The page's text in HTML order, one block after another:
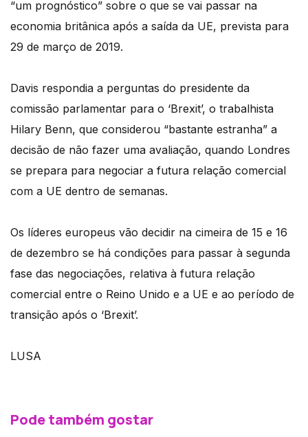
“um prognóstico” sobre o que se vai passar na
economia britânica após a saída da UE, prevista para
29 de março de 2019.
Davis respondia a perguntas do presidente da
comissão parlamentar para o ‘Brexit’, o trabalhista
Hilary Benn, que considerou “bastante estranha” a
decisão de não fazer uma avaliação, quando Londres
se prepara para negociar a futura relação comercial
com a UE dentro de semanas.
Os líderes europeus vão decidir na cimeira de 15 e 16
de dezembro se há condições para passar à segunda
fase das negociações, relativa à futura relação
comercial entre o Reino Unido e a UE e ao período de
transição após o ‘Brexit’.
LUSA
Pode também gostar